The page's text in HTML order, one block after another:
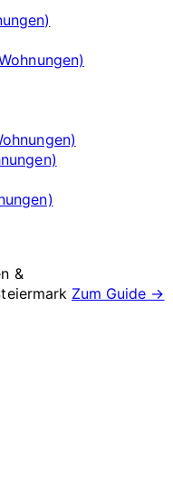
&
Zum Guide →